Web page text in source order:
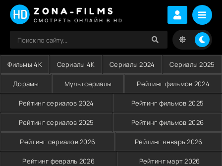
ZONA-FILMS
СМОТРЕТЬ ОНЛАЙН В HD
Фильмы 4K Сериалы 4K Сериалы 2024 Сериалы 2025
Дорамы Мультсериалы Рейтинг фильмов 2024
Рейтинг сериалов 2024 Рейтинг фильмов 2025
Рейтинг сериалов 2025 Рейтинг фильмов 2026
Рейтинг сериалов 2026 Рейтинг январь 2026
Рейтинг февраль 2026 Рейтинг март 2026